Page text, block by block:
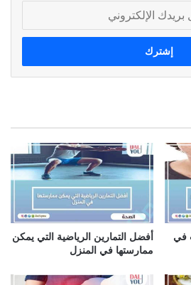
في
أفضل التمارين الرياضية التي يمكن
ممارستها في المنزل